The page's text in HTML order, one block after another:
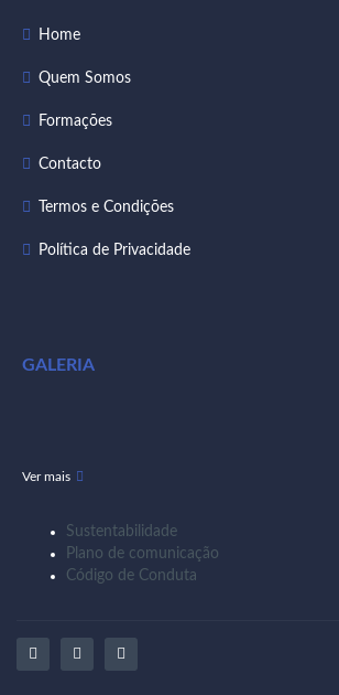
Home
Quem Somos
Formações
Contacto
Termos e Condições
Política de Privacidade
GALERIA
Ver mais
Sustentabilidade
Plano de comunicação
Código de Conduta